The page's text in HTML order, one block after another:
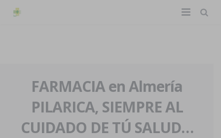
La farmacia
Nuestra historia
Nuestro equipo
Eventos
Servicios y reservas
FARMACIA en Almería
PILARICA, SIEMPRE AL
CUIDADO DE TÚ SALUD…